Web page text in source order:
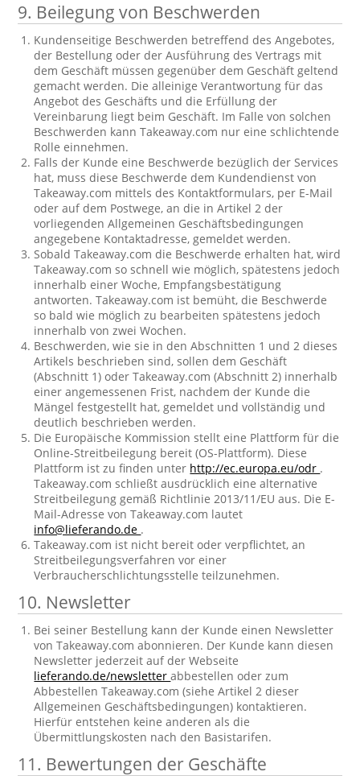
9. Beilegung von Beschwerden
Kundenseitige Beschwerden betreffend des Angebotes,
der Bestellung oder der Ausführung des Vertrags mit
dem Geschäft müssen gegenüber dem Geschäft geltend
gemacht werden. Die alleinige Verantwortung für das
Angebot des Geschäfts und die Erfüllung der
Vereinbarung liegt beim Geschäft. Im Falle von solchen
Beschwerden kann Takeaway.com nur eine schlichtende
Rolle einnehmen.
Falls der Kunde eine Beschwerde bezüglich der Services
hat, muss diese Beschwerde dem Kundendienst von
Takeaway.com mittels des Kontaktformulars, per E-Mail
oder auf dem Postwege, an die in Artikel 2 der
vorliegenden Allgemeinen Geschäftsbedingungen
angegebene Kontaktadresse, gemeldet werden.
Sobald Takeaway.com die Beschwerde erhalten hat, wird
Takeaway.com so schnell wie möglich, spätestens jedoch
innerhalb einer Woche, Empfangsbestätigung
antworten. Takeaway.com ist bemüht, die Beschwerde
so bald wie möglich zu bearbeiten spätestens jedoch
innerhalb von zwei Wochen.
Beschwerden, wie sie in den Abschnitten 1 und 2 dieses
Artikels beschrieben sind, sollen dem Geschäft
(Abschnitt 1) oder Takeaway.com (Abschnitt 2) innerhalb
einer angemessenen Frist, nachdem der Kunde die
Mängel festgestellt hat, gemeldet und vollständig und
deutlich beschrieben werden.
Die Europäische Kommission stellt eine Plattform für die
Online-Streitbeilegung bereit (OS-Plattform). Diese
Plattform ist zu finden unter http://ec.europa.eu/odr .
Takeaway.com schließt ausdrücklich eine alternative
Streitbeilegung gemäß Richtlinie 2013/11/EU aus. Die E-
Mail-Adresse von Takeaway.com lautet
info@lieferando.de .
Takeaway.com ist nicht bereit oder verpflichtet, an
Streitbeilegungsverfahren vor einer
Verbraucherschlichtungsstelle teilzunehmen.
10. Newsletter
Bei seiner Bestellung kann der Kunde einen Newsletter
von Takeaway.com abonnieren. Der Kunde kann diesen
Newsletter jederzeit auf der Webseite
lieferando.de/newsletterabbestellen oder zum
Abbestellen Takeaway.com (siehe Artikel 2 dieser
Allgemeinen Geschäftsbedingungen) kontaktieren.
Hierfür entstehen keine anderen als die
Übermittlungskosten nach den Basistarifen.
11. Bewertungen der Geschäfte